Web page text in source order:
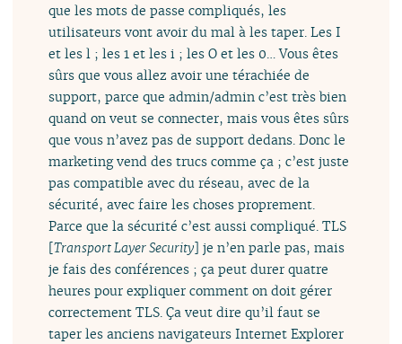
que les mots de passe compliqués, les
utilisateurs vont avoir du mal à les taper. Les I
et les l ; les 1 et les i ; les O et les 0… Vous êtes
sûrs que vous allez avoir une térachiée de
support, parce que admin/admin c’est très bien
quand on veut se connecter, mais vous êtes sûrs
que vous n’avez pas de support dedans. Donc le
marketing vend des trucs comme ça ; c’est juste
pas compatible avec du réseau, avec de la
sécurité, avec faire les choses proprement.
Parce que la sécurité c’est aussi compliqué. TLS
[Transport Layer Security] je n’en parle pas, mais
je fais des conférences ; ça peut durer quatre
heures pour expliquer comment on doit gérer
correctement TLS. Ça veut dire qu’il faut se
taper les anciens navigateurs Internet Explorer